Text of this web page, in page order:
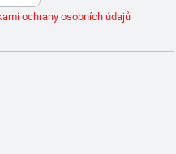
ochrany osobních údajů